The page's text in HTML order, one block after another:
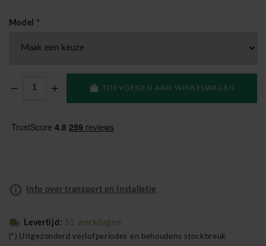
Model *
TOEVOEGEN AAN WINKELWAGEN
Info over transport en installatie
Levertijd: 15 werkdagen
(*) Uitgezonderd verlofperiodes en behoudens stockbreuk